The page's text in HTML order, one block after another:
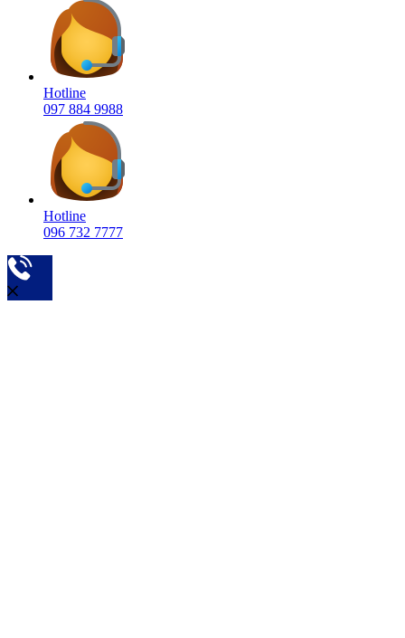
Hotline
097 884 9988
Hotline
096 732 7777